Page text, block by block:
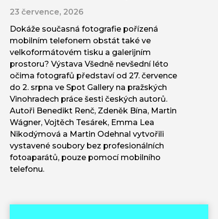
23 července, 2026
Dokáže současná fotografie pořízená
mobilním telefonem obstát také ve
velkoformátovém tisku a galerijním
prostoru? Výstava Všedně nevšední léto
očima fotografů představí od 27. července
do 2. srpna ve Spot Gallery na pražských
Vinohradech práce šesti českých autorů.
Autoři Benedikt Renč, Zdeněk Bína, Martin
Wágner, Vojtěch Tesárek, Emma Lea
Nikodýmová a Martin Odehnal vytvořili
vystavené soubory bez profesionálních
fotoaparátů, pouze pomocí mobilního
telefonu.